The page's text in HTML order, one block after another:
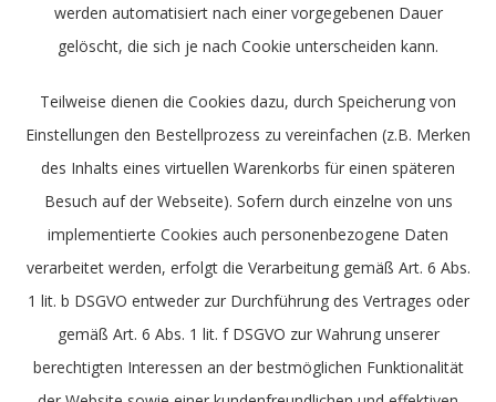
werden automatisiert nach einer vorgegebenen Dauer
gelöscht, die sich je nach Cookie unterscheiden kann.
Teilweise dienen die Cookies dazu, durch Speicherung von
Einstellungen den Bestellprozess zu vereinfachen (z.B. Merken
des Inhalts eines virtuellen Warenkorbs für einen späteren
Besuch auf der Webseite). Sofern durch einzelne von uns
implementierte Cookies auch personenbezogene Daten
verarbeitet werden, erfolgt die Verarbeitung gemäß Art. 6 Abs.
1 lit. b DSGVO entweder zur Durchführung des Vertrages oder
gemäß Art. 6 Abs. 1 lit. f DSGVO zur Wahrung unserer
berechtigten Interessen an der bestmöglichen Funktionalität